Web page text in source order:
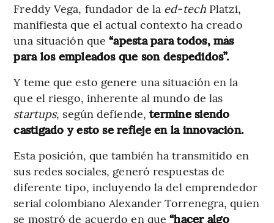
Freddy Vega, fundador de la ed-tech Platzi,
manifiesta que el actual contexto ha creado
una situación que“apesta para todos, más
para los empleados que son despedidos”.
Y teme que esto genere una situación en la
que el riesgo, inherente al mundo de las
startups, según defiende, termine siendo
castigado y esto se refleje en la innovación.
Esta posición, que también ha transmitido en
sus redes sociales, generó respuestas de
diferente tipo, incluyendo la del emprendedor
serial colombiano Alexander Torrenegra, quien
se mostró de acuerdo en que“hacer algo